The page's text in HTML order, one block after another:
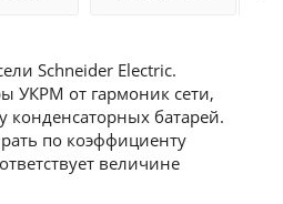
Schneider Electric.
УКРМ от гармоник сети,
конденсаторных батарей.
по коэффициенту
величине